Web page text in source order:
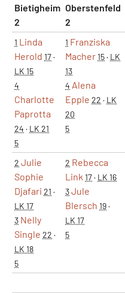
Bietigheim
2
Oberstenfeld
2
1 Linda
Herold 17·
LK 15
4
Charlotte
Paprotta
24 · LK 21
5
1 Franziska
Macher15· LK
13
4 Alena
Epple 22 · LK
20
5
2 Julie
Sophie
Djafari 21 ·
LK 17
3 Nelly
Single 22 ·
LK 18
5
2 Rebecca
Link 17· LK 16
3Jule
Blersch 19·
LK 17
5